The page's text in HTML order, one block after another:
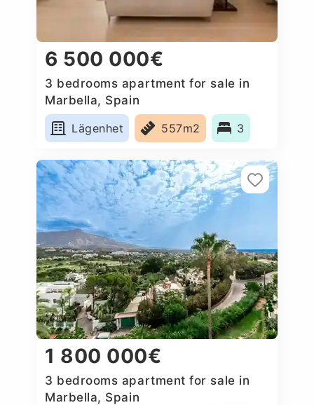
6 500 000€
3 bedrooms apartment for sale in
Marbella, Spain
Lägenhet
557m2 3
1 800 000€
3 bedrooms apartment for sale in
Marbella, Spain